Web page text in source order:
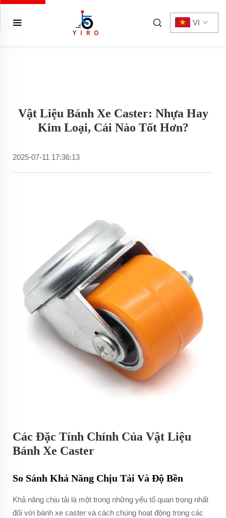
VI
Vật Liệu Bánh Xe Caster: Nhựa Hay
Kim Loại, Cái Nào Tốt Hơn?
2025-07-11 17:36:13
Các Đặc Tính Chính Của Vật Liệu
Bánh Xe Caster
So Sánh Khả Năng Chịu Tải Và Độ Bền
Khả năng chịu tải là một trong những yếu tố quan trọng nhất
đối với bánh xe caster và cách chúng hoạt động trong các